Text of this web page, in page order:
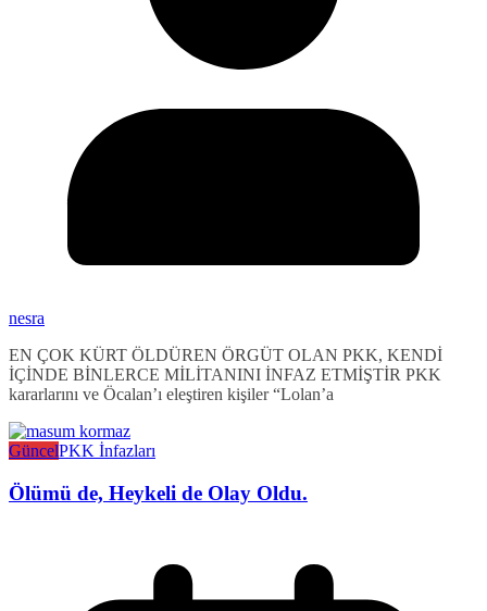
nesra
EN ÇOK KÜRT ÖLDÜREN ÖRGÜT OLAN PKK, KENDİ
İÇİNDE BİNLERCE MİLİTANINI İNFAZ ETMİŞTİR PKK
kararlarını ve Öcalan’ı eleştiren kişiler “Lolan’a
GüncelPKK İnfazları
Ölümü de, Heykeli de Olay Oldu.